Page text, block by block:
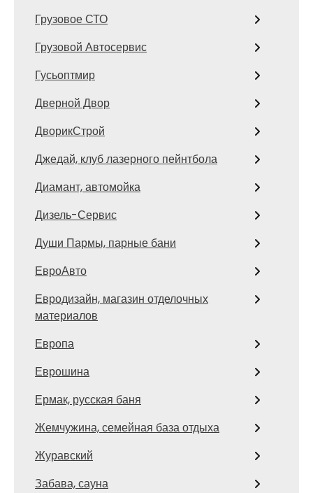
Грузовое СТО
Грузовой Автосервис
Гусьоптмир
Дверной Двор
ДворикСтрой
Джедай, клуб лазерного пейнтбола
Диамант, автомойка
Дизель-Сервис
Души Пармы, парные бани
ЕвроАвто
Евродизайн, магазин отделочных
материалов
Европа
Еврошина
Ермак, русская баня
Жемчужина, семейная база отдыха
Журавский
Забава, сауна